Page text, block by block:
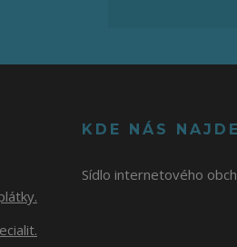
KDE NÁS
Sídlo internetového